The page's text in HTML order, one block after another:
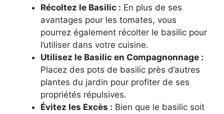
Récoltez le Basilic : En plus de ses
avantages pour les tomates, vous
pourrez également récolter le basilic pour
l’utiliser dans votre cuisine.
Utilisez le Basilic en Compagnonnage :
Placez des pots de basilic près d’autres
plantes du jardin pour profiter de ses
propriétés répulsives.
Évitez les Excès : Bien que le basilic soit